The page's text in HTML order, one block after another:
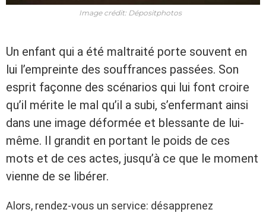
Image crédit: Dépositphotos
Un enfant qui a été maltraité porte souvent en
lui l’empreinte des souffrances passées. Son
esprit façonne des scénarios qui lui font croire
qu’il mérite le mal qu’il a subi, s’enfermant ainsi
dans une image déformée et blessante de lui-
même. Il grandit en portant le poids de ces
mots et de ces actes, jusqu’à ce que le moment
vienne de se libérer.
Alors, rendez-vous un service: désapprenez